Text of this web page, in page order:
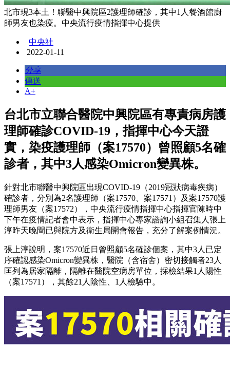
北市現3本土！聯醫中興院區2護理師確診，其中1人餐酒館廚
師男友也染疫。中央流行疫情指揮中心提供
中央社
2022-01-11
分享
傳送
A+
台北市立聯合醫院中興院區有專責病房護
理師確診COVID-19，指揮中心今天證
實，染疫護理師（案17570）曾照顧5名確
診者，其中3人感染Omicron變異株。
針對北市聯醫中興院區出現COVID-19（2019冠狀病毒疾病）
確診者，分別為2名護理師（案17570、案17571）及案17570護
理師男友（案17572），中央流行疫情指揮中心指揮官陳時中
下午在疫情記者會中表示，指揮中心專家諮詢小組召集人張上
淳昨天晚間已與院方及衛生局開會報告，充分了解案例情況。
張上淳說明，案17570近日曾照顧5名確診個案，其中3人已定
序確認感染Omicron變異株，醫院（含宿舍）密切接觸者23人
匡列為居家隔離，隔離在醫院空病房單位，採檢結果1人陽性
（案17571），其餘21人陰性、1人檢驗中。